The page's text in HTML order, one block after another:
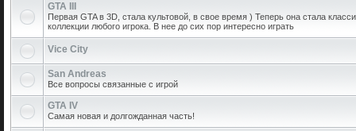
GTA III
Первая GTA в 3D, стала культовой, в свое время ) Теперь она стала
коллекции любого игрока. В нее до сих пор интересно играть
Vice City
San Andreas
Все вопросы связанные с игрой
GTA IV
Самая новая и долгожданная часть!